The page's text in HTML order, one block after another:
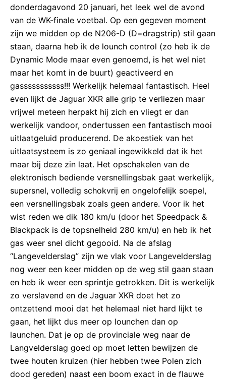
donderdagavond 20 januari, het leek wel de avond
van de WK-finale voetbal. Op een gegeven moment
zijn we midden op de N206-D (D=dragstrip) stil gaan
staan, daarna heb ik de lounch control (zo heb ik de
Dynamic Mode maar even genoemd, is het wel niet
maar het komt in de buurt) geactiveerd en
gasssssssssss!!! Werkelijk helemaal fantastisch. Heel
even lijkt de Jaguar XKR alle grip te verliezen maar
vrijwel meteen herpakt hij zich en vliegt er dan
werkelijk vandoor, ondertussen een fantastisch mooi
uitlaatgeluid producerend. De akoestiek van het
uitlaatsysteem is zo geniaal ingewikkeld dat ik het
maar bij deze zin laat. Het opschakelen van de
elektronisch bediende versnellingsbak gaat werkelijk,
supersnel, volledig schokvrij en ongelofelijk soepel,
een versnellingsbak zoals geen andere. Voor ik het
wist reden we dik 180 km/u (door het Speedpack &
Blackpack is de topsnelheid 280 km/u) en heb ik het
gas weer snel dicht gegooid. Na de afslag
“Langevelderslag” zijn we vlak voor Langevelderslag
nog weer een keer midden op de weg stil gaan staan
en heb ik weer een sprintje getrokken. Dit is werkelijk
zo verslavend en de Jaguar XKR doet het zo
ontzettend mooi dat het helemaal niet hard lijkt te
gaan, het lijkt dus meer op lounchen dan op
launchen. Dat je op de provinciale weg naar de
Langvelderslag goed op moet letten bewijzen de
twee houten kruizen (hier hebben twee Polen zich
dood gereden) naast een boom exact in de flauwe